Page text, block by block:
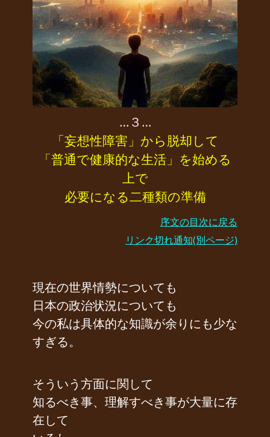
…３…
「妄想性障害」から脱却して
「普通で健康的な生活」を始める
上で
必要になる二種類の準備
序文の目次に戻る
リンク切れ通知(別ページ)
現在の世界情勢についても
日本の政治状況についても
今の私は具体的な知識が余りにも少な
すぎる。
そういう方面に関して
知るべき事、理解すべき事が大量に存
在して